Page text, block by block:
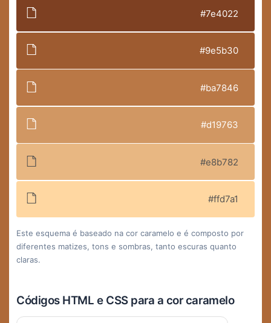
#7e4022
#9e5b30
#ba7846
#d19763
#e8b782
#ffd7a1
Este esquema é baseado na cor caramelo e é composto por
diferentes matizes, tons e sombras, tanto escuras quanto
claras.
Códigos HTML e CSS para a cor caramelo